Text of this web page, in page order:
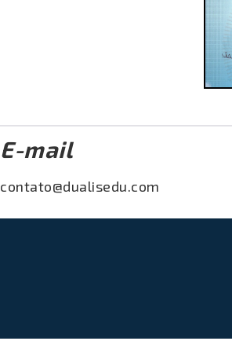
E-mail
contato@dualisedu.com